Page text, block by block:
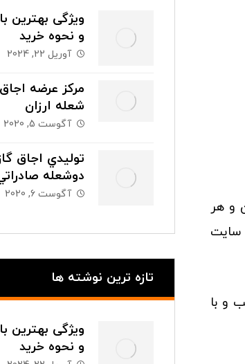
و هر
سایت
و با
ویژگی بهترین
و نحوه خرید
آوریل 22, 2024
مرکز عرضه
شعله ارزان
آگوست 5, 2020
توليدي اجاق
دوشعله
آگوست 6, 2020
تازه ترین نوشته ها
ویژگی بهترین
و نحوه خرید